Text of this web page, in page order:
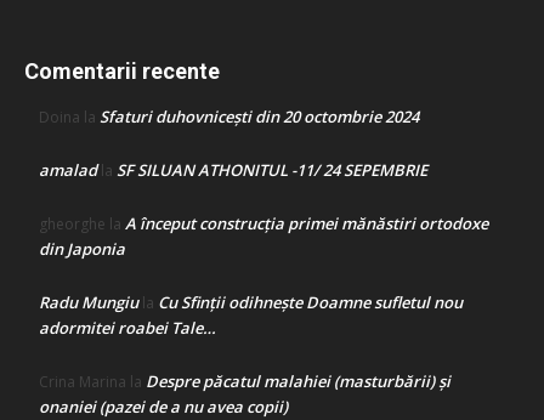
Comentarii recente
Doina la Sfaturi duhovnicești din 20 octombrie 2024
amaladla SF SILUAN ATHONITUL -11/ 24 SEPEMBRIE
gheorghe la A început construcţia primei mănăstiri ortodoxe
din Japonia
Radu Mungiula Cu Sfinții odihnește Doamne sufletul nou
adormitei roabei Tale…
Crina Marina la Despre păcatul malahiei (masturbării) şi
onaniei (pazei de a nu avea copii)